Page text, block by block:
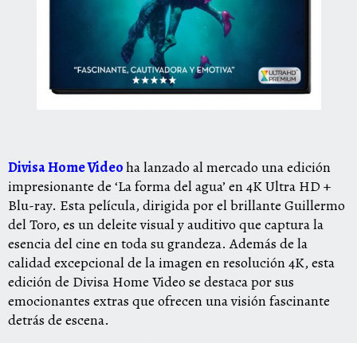
Divisa Home Videoha lanzado al mercado una edición
impresionante de ‘La forma del agua’ en 4K Ultra HD +
Blu-ray. Esta película, dirigida por el brillante Guillermo
del Toro, es un deleite visual y auditivo que captura la
esencia del cine en toda su grandeza. Además de la
calidad excepcional de la imagen en resolución 4K, esta
edición de Divisa Home Video se destaca por sus
emocionantes extras que ofrecen una visión fascinante
detrás de escena.